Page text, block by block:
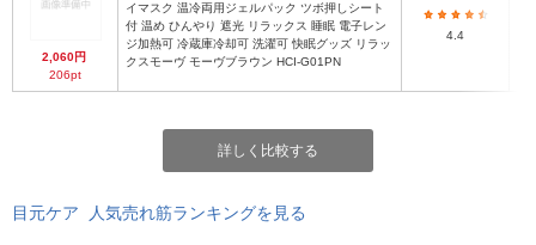
2,060円
206pt
イマスク 温冷両用ジェルパック ツボ押しシート
付 温め ひんやり 遮光 リラックス 睡眠 電子レン
ジ加熱可 冷蔵庫冷却可 洗濯可 快眠グッズ リラッ
クスモーヴ モーヴブラウン HCI-G01PN
4.4
詳しく比較する
目元ケア 人気売れ筋ランキングを見る